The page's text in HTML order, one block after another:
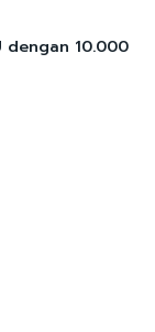
dengan 10.000